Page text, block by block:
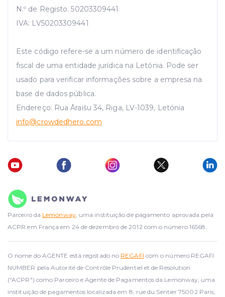
N.º de Registo. 50203309441
IVA: LV50203309441
Este código refere-se a um número de identificação
fiscal de uma entidade jurídica na Letónia. Pode ser
usado para verificar informações sobre a empresa na
base de dados pública.
Endereço: Rua Āraišu 34, Riga, LV-1039, Letónia
info@crowdedhero.com
Parceiro da Lemonway, uma instituição de pagamento aprovada pela
ACPR em França em 24 de dezembro de 2012 com o número 16568.
O nome do AGENTE está registado no REGAFI com o número REGAFI
NUMBER pela Autorité de Contrôle Prudentiel et de Résolution
("ACPR") como Parceiro e Agente de Pagamentos da Lemonway, uma
instituição de pagamentos localizada em 8, rue du Sentier 75002 Paris,